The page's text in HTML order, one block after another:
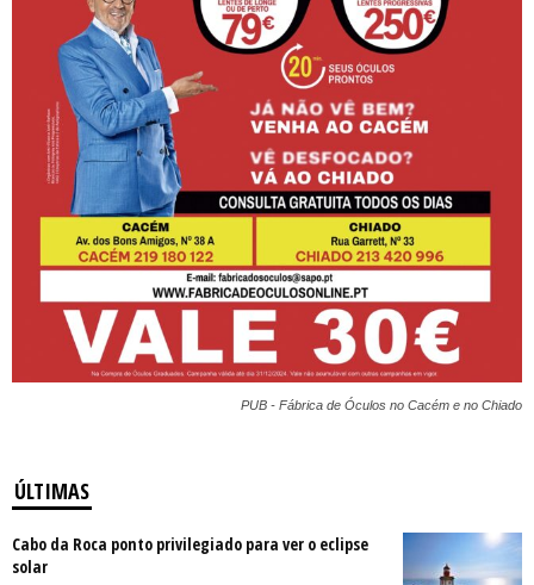
PUB - Fábrica de Óculos no Cacém e no Chiado
ÚLTIMAS
Cabo da Roca ponto privilegiado para ver o eclipse
solar